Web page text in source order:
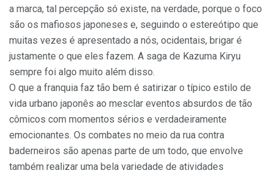
a marca, tal percepção só existe, na verdade, porque o foco
são os mafiosos japoneses e, seguindo o estereótipo que
muitas vezes é apresentado a nós, ocidentais, brigar é
justamente o que eles fazem. A saga de Kazuma Kiryu
sempre foi algo muito além disso.
O que a franquia faz tão bem é satirizar o típico estilo de
vida urbano japonês ao mesclar eventos absurdos de tão
cômicos com momentos sérios e verdadeiramente
emocionantes. Os combates no meio da rua contra
baderneiros são apenas parte de um todo, que envolve
também realizar uma bela variedade de atividades